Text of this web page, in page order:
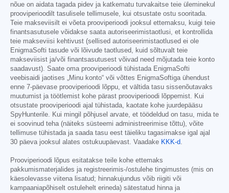
nõue on aidata tagada pidev ja katkematu turvakaitse teie üleminekul
prooviperioodilt tasulisele tellimusele, kui otsustate ostu sooritada.
Teie makseviisilt ei võeta prooviperioodi jooksul ettemaksu, kuigi teie
finantsasutusele võidakse saata autoriseerimistaotlusi, et kontrollida
teie makseviisi kehtivust (sellised autoriseerimistaotlused ei ole
EnigmaSofti tasude või lõivude taotlused, kuid sõltuvalt teie
makseviisist ja/või finantsasutusest võivad need mõjutada teie konto
saadavust). Saate oma prooviperioodi tühistada EnigmaSofti
veebisaidi jaotises „Minu konto“ või võttes EnigmaSoftiga ühendust
enne 7-päevase prooviperioodi lõppu, et vältida tasu sissenõutavaks
muutumist ja töötlemist kohe pärast prooviperioodi lõppemist. Kui
otsustate prooviperioodi ajal tühistada, kaotate kohe juurdepääsu
SpyHunterile. Kui mingil põhjusel arvate, et töödeldud on tasu, mida te
ei soovinud teha (näiteks süsteemi administreerimise tõttu), võite
tellimuse tühistada ja saada tasu eest täieliku tagasimakse igal ajal
30 päeva jooksul alates ostukuupäevast. Vaadake KKK-d.
Prooviperioodi lõpus esitatakse teile kohe ettemaks
pakkumismaterjalides ja registreerimis-/ostulehe tingimustes (mis on
käesolevasse viitena lisatud; hinnakujundus võib riigiti või
kampaaniapõhiselt ostulehelt erineda) sätestatud hinna ja